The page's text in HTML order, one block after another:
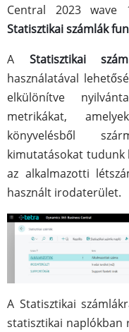
Central 2023 wave
Statisztikai számlák
A Statisztikai
használatával
elkülönítve
metrikákat,
könyvelésből
kimutatásokat tudunk
az alkalmazotti
használt irodaterület.
A Statisztikai
statisztikai naplókban